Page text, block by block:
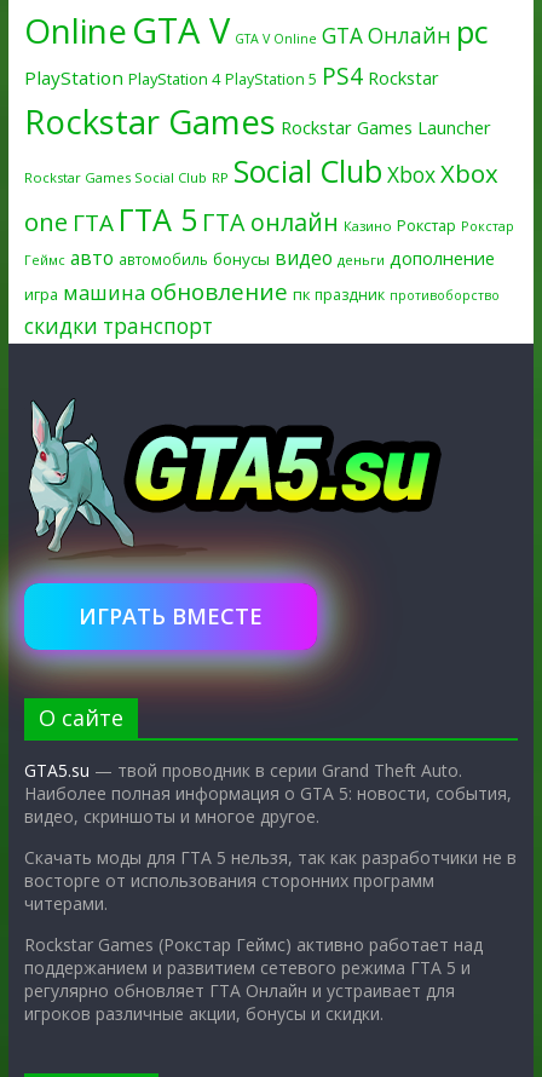
OnlineGTA V GTA V Online GTA Онлайн pc
PlayStation PlayStation 4 PlayStation 5 PS4 Rockstar
Rockstar Games Rockstar Games Launcher
Rockstar Games Social Club RP Social Club XboxXbox
one ГТА ГТА 5 ГТА онлайн Казино Рокстар Рокстар
Геймс авто автомобиль бонусы видео деньги дополнение
игра машина обновление пк праздник противоборство
скидки транспорт
ИГРАТЬ ВМЕСТЕ
О сайте
GTA5.su — твой проводник в серии Grand Theft Auto.
Наиболее полная информация о GTA 5: новости, события,
видео, скриншоты и многое другое.
Скачать моды для ГТА 5 нельзя, так как разработчики не в
восторге от использования сторонних программ
читерами.
Rockstar Games (Рокстар Геймс) активно работает над
поддержанием и развитием сетевого режима ГТА 5 и
регулярно обновляет ГТА Онлайн и устраивает для
игроков различные акции, бонусы и скидки.